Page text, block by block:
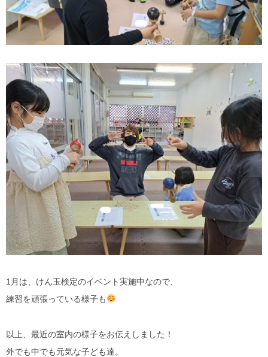
1月は、けん玉検定のイベント実施中なので、
練習を頑張っている様子も
以上、最近の室内の様子をお伝えしました！
外でも中でも元気な子ども達。